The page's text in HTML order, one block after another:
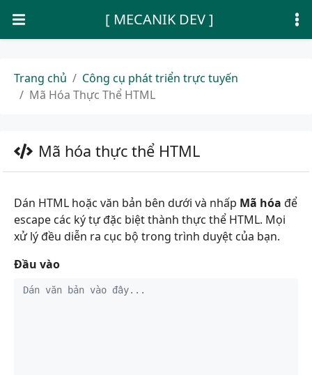
[ MECANIK DEV ]
Trang chủ
Công cụ phát triển trực tuyến
Mã Hóa Thực Thể HTML
Mã hóa thực thể HTML
Dán HTML hoặc văn bản bên dưới và nhấp Mã hóa để
escape các ký tự đặc biệt thành thực thể HTML. Mọi
xử lý đều diễn ra cục bộ trong trình duyệt của bạn.
Đầu vào